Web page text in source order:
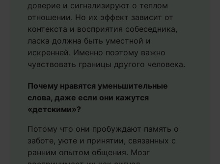
доверие и сигнализируют о теплом
отношении. Но их эффект зависит от
контекста и восприятия собеседника,
ласка должна быть уместной и
искренней. Именно поэтому важно
чувствовать границы другого человека.
Почему нравятся уменьшительные
слова, даже если они кажутся
«детскими»?
Потому что они пробуждают память о
заботе, уюте и принятии, связанных с
ранним опытом общения. Мозг